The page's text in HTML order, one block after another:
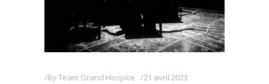
ByTeam Grand Hospice 21 avril 2023